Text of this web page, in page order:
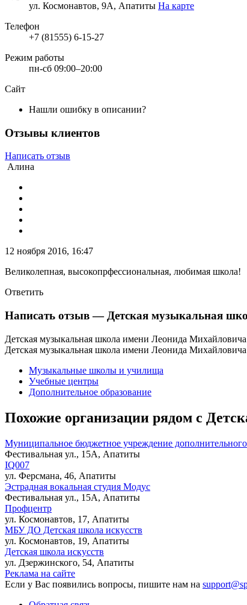
ул. Космонавтов, 9А, Апатиты На карте
Телефон
+7 (81555) 6-15-27
Режим работы
пн-сб 09:00–20:00
Сайт
Нашли ошибку в описании?
Отзывы клиентов
Написать отзыв
Алина
12 ноября 2016, 16:47
Великолепная, высокопрфессиональная, любимая школа!
Ответить
Написать отзыв— Детская музыкальная
Детская музыкальная школа имени Леонида Михайловича
Детская музыкальная школа имени Леонида
Музыкальные школы и училища
Учебные центры
Дополнительное образование
Похожие организации рядом с
Муниципальное бюджетное учреждение
Фестивальная ул., 15А, Апатиты
IQ007
ул. Ферсмана, 46, Апатиты
Эстрадная вокальная студия Модус
Фестивальная ул., 15А, Апатиты
Профцентр
ул. Космонавтов, 17, Апатиты
МБУ ДО Детская школа искусств
ул. Космонавтов, 19, Апатиты
Детская школа искусств
ул. Дзержинского, 54, Апатиты
Реклама на сайте
Если у Вас появились вопросы, пишите нам на